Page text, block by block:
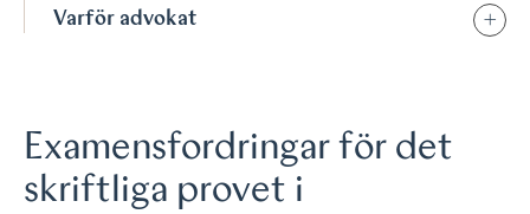
Varför advokat
Examensfordringar för det
skriftliga provet i